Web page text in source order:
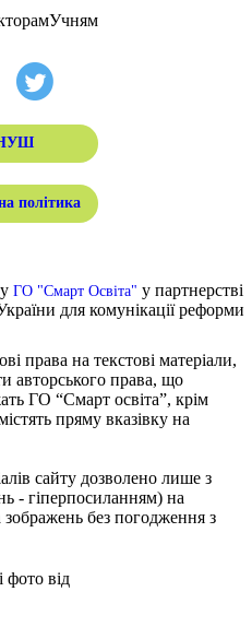
Учням
НУШ
політика
ГО "Смарт Освіта" у партнерстві
для комунікації реформи
права на текстові матеріали,
авторського права, що
ГО “Смарт освіта”, крім
пряму вказівку на
сайту дозволено лише з
- гіперпосиланням) на
без погодження з
фото від